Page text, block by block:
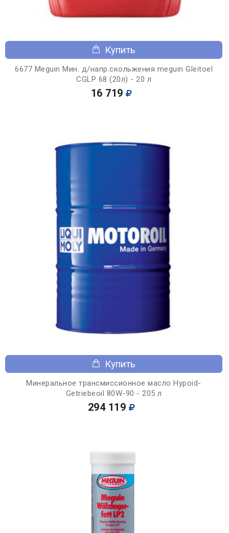
Купить
6677 Meguin Мин. д/напр.скольжения meguin Gleitoel
CGLP 68 (20л) - 20 л
16 719
Купить
Минеральное трансмиссионное масло Hypoid-
Getriebeoil 80W-90 - 205 л
294 119